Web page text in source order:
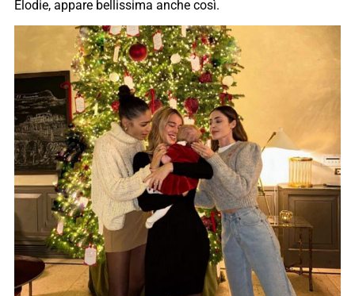
Elodie, appare bellissima anche così.